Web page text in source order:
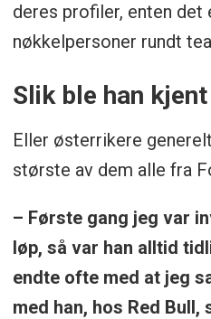
deres profiler, enten det
nøkkelpersoner rundt
Slik ble han
Eller østerrikere
største av dem alle fra
– Første gang jeg var
løp, så var han alltid
endte ofte med at jeg
med han, hos Red Bull,